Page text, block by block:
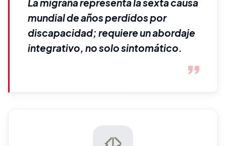
La migraña representa la sexta causa
mundial de años perdidos por
discapacidad; requiere un abordaje
integrativo, no solo sintomático.